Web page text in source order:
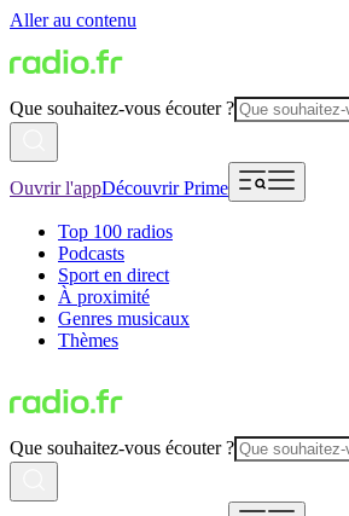
Aller au contenu
Que souhaitez-vous écouter ?
Ouvrir l'appDécouvrir Prime
Top 100 radios
Podcasts
Sport en direct
À proximité
Genres musicaux
Thèmes
Que souhaitez-vous écouter ?